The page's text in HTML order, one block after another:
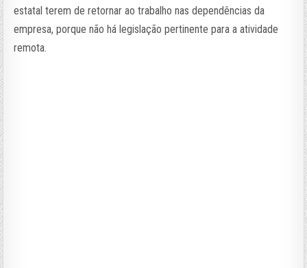
estatal terem de retornar ao trabalho nas dependências da
empresa, porque não há legislação pertinente para a atividade
remota.